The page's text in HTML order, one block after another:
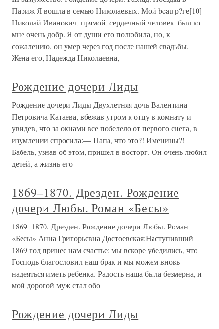
Париж Я вошла в семью Николаевых. Мой beau р?ге[10]
Николай Иванович, прямой, сердечный человек, был ко
мне очень добр. Я от души его полюбила, но, к
сожалению, он умер через год после нашей свадьбы.
Жена его, Надежда Николаевна,
Рождение дочери Лиды
Рождение дочери Лиды Двухлетняя дочь Валентина
Петровича Катаева, вбежав утром к отцу в комнату и
увидев, что за окнами все побелело от первого снега, в
изумлении спросила:— Папа, что это?! Именины?!
Бабель, узнав об этом, пришел в восторг. Он очень любил
детей, а жизнь его
1869–1870. Дрезден. Рождение
дочери Любы. Роман «Бесы»
1869–1870. Дрезден. Рождение дочери Любы. Роман
«Бесы» Анна Григорьевна Достоевская:Наступивший
1869 год принес нам счастье: мы вскоре убедились, что
Господь благословил наш брак и мы можем вновь
надеяться иметь ребенка. Радость наша была безмерна, и
мой дорогой муж стал обо
Рождение дочери Лиды